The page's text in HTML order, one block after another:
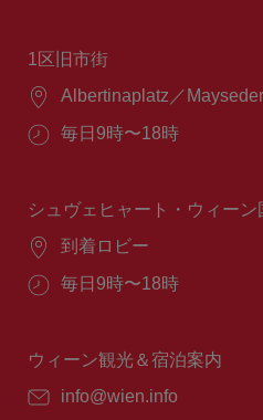
1区旧市街
場
Albertinaplatz／
営
間：
毎日9時〜18時
シュヴェヒャート・ウィーン
場
到着ロビー
営
間：
毎日9時〜18時
ウィーン観光＆宿泊案内
E
info@wien.info